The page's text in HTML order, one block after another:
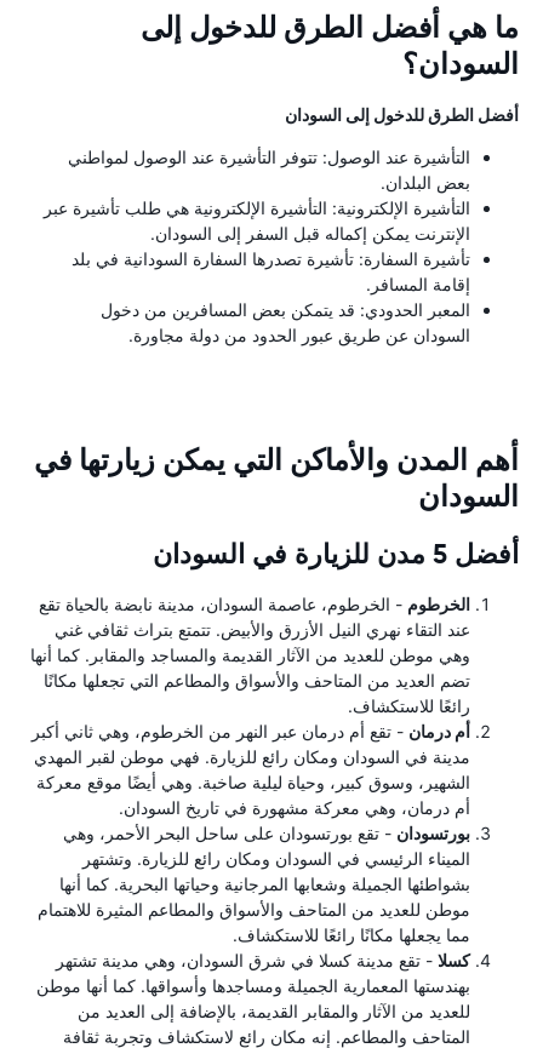
ما هي أفضل الطرق للدخول إلى
السودان؟
أفضل الطرق للدخول إلى السودان
التأشيرة عند الوصول: تتوفر التأشيرة عند الوصول لمواطني
بعض البلدان.
التأشيرة الإلكترونية: التأشيرة الإلكترونية هي طلب تأشيرة عبر
الإنترنت يمكن إكماله قبل السفر إلى السودان.
تأشيرة السفارة: تأشيرة تصدرها السفارة السودانية في بلد
إقامة المسافر.
المعبر الحدودي: قد يتمكن بعض المسافرين من دخول
السودان عن طريق عبور الحدود من دولة مجاورة.
أهم المدن والأماكن التي يمكن زيارتها في
السودان
أفضل 5 مدن للزيارة في السودان
الخرطوم - الخرطوم، عاصمة السودان، مدينة نابضة بالحياة تقع
عند التقاء نهري النيل الأزرق والأبيض. تتمتع بتراث ثقافي غني
وهي موطن للعديد من الآثار القديمة والمساجد والمقابر. كما أنها
تضم ​​العديد من المتاحف والأسواق والمطاعم التي تجعلها مكانًا
رائعًا للاستكشاف.
أم درمان - تقع أم درمان عبر النهر من الخرطوم، وهي ثاني أكبر
مدينة في السودان ومكان رائع للزيارة. فهي موطن لقبر المهدي
الشهير، وسوق كبير، وحياة ليلية صاخبة. وهي أيضًا موقع معركة
أم درمان، وهي معركة مشهورة في تاريخ السودان.
بورتسودان - تقع بورتسودان على ساحل البحر الأحمر، وهي
الميناء الرئيسي في السودان ومكان رائع للزيارة. وتشتهر
بشواطئها الجميلة وشعابها المرجانية وحياتها البحرية. كما أنها
موطن للعديد من المتاحف والأسواق والمطاعم المثيرة للاهتمام
مما يجعلها مكانًا رائعًا للاستكشاف.
كسلا - تقع مدينة كسلا في شرق السودان، وهي مدينة تشتهر
بهندستها المعمارية الجميلة ومساجدها وأسواقها. كما أنها موطن
للعديد من الآثار والمقابر القديمة، بالإضافة إلى العديد من
المتاحف والمطاعم. إنه مكان رائع لاستكشاف وتجربة ثقافة